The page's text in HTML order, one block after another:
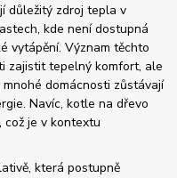
důležitý zdroj tepla v
kde není dostupná
vytápění. Význam těchto
zajistit tepelný komfort, ale
domácnosti zůstávají
Navíc, kotle na dřevo
což je v kontextu
která postupně